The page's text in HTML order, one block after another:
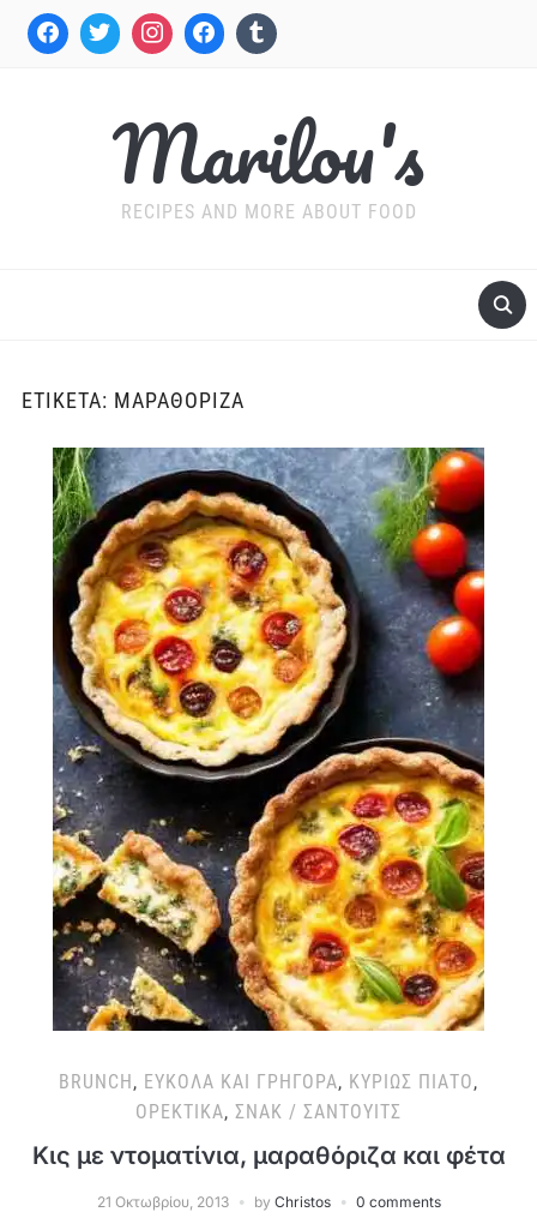
Marilou's
RECIPES AND MORE ABOUT FOOD
ΕΤΙΚΈΤΑ: ΜΑΡΑΘΌΡΙΖΑ
BRUNCH, ΕΎΚΟΛΑ ΚΑΙ ΓΡΉΓΟΡΑ, ΚΥΡΊΩΣ ΠΙΆΤΟ,
ΟΡΕΚΤΙΚΆ, ΣΝΑΚ / ΣΆΝΤΟΥΙΤΣ
Κις με ντοματίνια, μαραθόριζα και φέτα
21 Οκτωβρίου, 2013 by Christos 0 comments